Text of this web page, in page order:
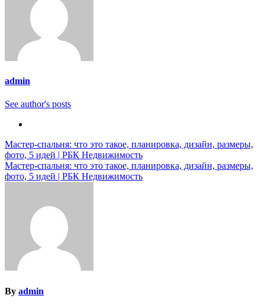
admin
See author's posts
Навигация
по
записям
Мастер-спальня: что это такое, планировка, дизайн, размеры,
фото, 5 идей | РБК Недвижимость
Мастер-спальня: что это такое, планировка, дизайн, размеры,
фото, 5 идей | РБК Недвижимость
By admin